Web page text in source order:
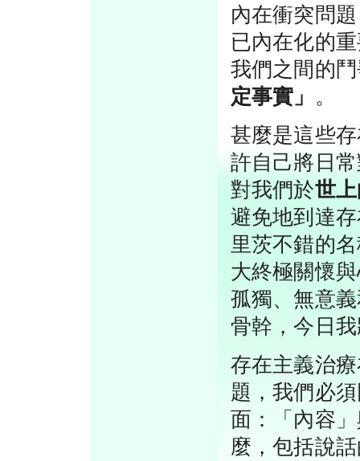
內在衝突問
已內在化的
我們之間的
定事實」 。
甚麼是這些
許自己將日
對我們於世
避免地到達
里茨不錯的
大終極關懷
孤獨、無意
骨幹，今日
存在主義治
題，我們必
面：「內容
麼，包括說